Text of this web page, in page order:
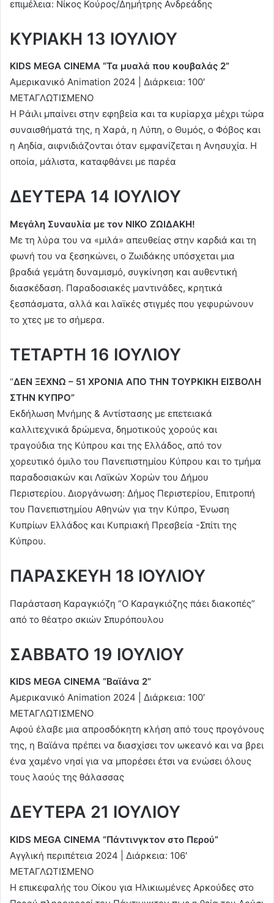
επιμέλεια: Νίκος Κούρος/Δημήτρης Ανδρεάδης
ΚΥΡΙΑΚΗ 13 ΙΟΥΛΙΟΥ
KIDS MEGA CINEMA “Τα μυαλά που κουβαλάς 2”
Αμερικανικό Animation 2024 | Διάρκεια: 100′
ΜΕΤΑΓΛΩΤΙΣΜΕΝΟ
Η Ράιλι μπαίνει στην εφηβεία και τα κυρίαρχα μέχρι τώρα
συναισθήματά της, η Χαρά, η Λύπη, ο Θυμός, ο Φόβος και
η Αηδία, αιφνιδιάζονται όταν εμφανίζεται η Ανησυχία. Η
οποία, μάλιστα, καταφθάνει με παρέα
ΔΕΥΤΕΡΑ 14 ΙΟΥΛΙΟΥ
Μεγάλη Συναυλία με τον ΝΙΚΟ ΖΩΙΔΑΚΗ!
Με τη λύρα του να «μιλά» απευθείας στην καρδιά και τη
φωνή του να ξεσηκώνει, ο Ζωιδάκης υπόσχεται μια
βραδιά γεμάτη δυναμισμό, συγκίνηση και αυθεντική
διασκέδαση. Παραδοσιακές μαντινάδες, κρητικά
ξεσπάσματα, αλλά και λαϊκές στιγμές που γεφυρώνουν
το χτες με το σήμερα.
ΤΕΤΑΡΤΗ 16 ΙΟΥΛΙΟΥ
“ΔΕΝ ΞΕΧΝΩ – 51 ΧΡΟΝΙΑ ΑΠΟ ΤΗΝ ΤΟΥΡΚΙΚΗ ΕΙΣΒΟΛΗ
ΣΤΗΝ ΚΥΠΡΟ”
Εκδήλωση Μνήμης & Αντίστασης με επετειακά
καλλιτεχνικά δρώμενα, δημοτικούς χορούς και
τραγούδια της Κύπρου και της Ελλάδος, από τον
χορευτικό όμιλο του Πανεπιστημίου Κύπρου και το τμήμα
παραδοσιακών και Λαϊκών Χορών του Δήμου
Περιστερίου. Διοργάνωση: Δήμος Περιστερίου, Επιτροπή
του Πανεπιστημίου Αθηνών για την Κύπρο, Ένωση
Κυπρίων Ελλάδος και Κυπριακή Πρεσβεία -Σπίτι της
Κύπρου.
ΠΑΡΑΣΚΕΥΗ 18 ΙΟΥΛΙΟΥ
Παράσταση Καραγκιόζη “Ο Καραγκιόζης πάει διακοπές”
από το θέατρο σκιών Σπυρόπουλου
ΣΑΒΒΑΤΟ 19 ΙΟΥΛΙΟΥ
KIDS MEGA CINEMA “Βαϊάνα 2”
Αμερικανικό Animation 2024 | Διάρκεια: 100′
ΜΕΤΑΓΛΩΤΙΣΜΕΝΟ
Αφού έλαβε μια απροσδόκητη κλήση από τους προγόνους
της, η Βαϊάνα πρέπει να διασχίσει τον ωκεανό και να βρει
ένα χαμένο νησί για να μπορέσει έτσι να ενώσει όλους
τους λαούς της θάλασσας
ΔΕΥΤΕΡΑ 21 ΙΟΥΛΙΟΥ
KIDS MEGA CINEMA “Πάντινγκτον στο Περού”
Αγγλική περιπέτεια 2024 | Διάρκεια: 106′
ΜΕΤΑΓΛΩΤΙΣΜΕΝΟ
Η επικεφαλής του Οίκου για Ηλικιωμένες Αρκούδες στο